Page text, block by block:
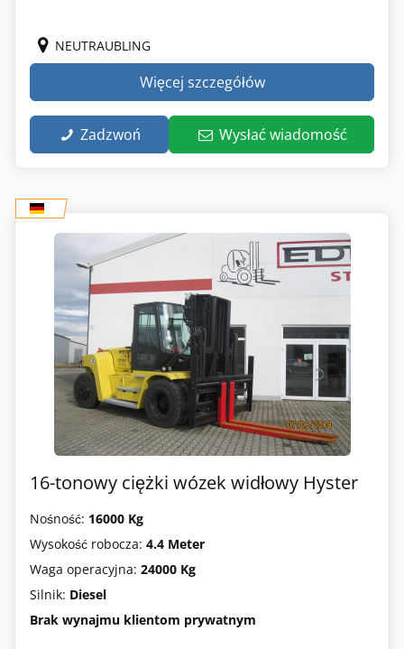
NEUTRAUBLING
Więcej szczegółów
Zadzwoń Wysłać wiadomość
16-tonowy ciężki wózek widłowy Hyster
Nośność: 16000 Kg
Wysokość robocza: 4.4 Meter
Waga operacyjna: 24000 Kg
Silnik: Diesel
Brak wynajmu klientom prywatnym